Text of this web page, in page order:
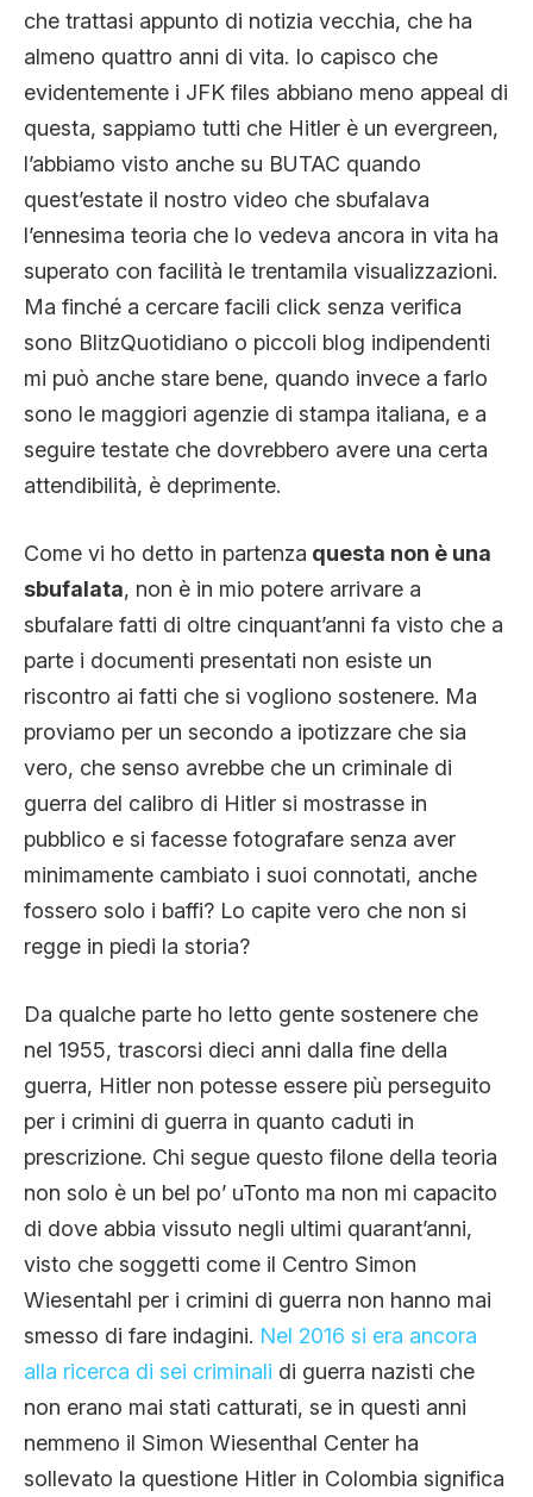
che trattasi appunto di notizia vecchia, che ha
almeno quattro anni di vita. Io capisco che
evidentemente i JFK files abbiano meno appeal di
questa, sappiamo tutti che Hitler è un evergreen,
l’abbiamo visto anche su BUTAC quando
quest’estate il nostro video che sbufalava
l’ennesima teoria che lo vedeva ancora in vita ha
superato con facilità le trentamila visualizzazioni.
Ma finché a cercare facili click senza verifica
sono BlitzQuotidiano o piccoli blog indipendenti
mi può anche stare bene, quando invece a farlo
sono le maggiori agenzie di stampa italiana, e a
seguire testate che dovrebbero avere una certa
attendibilità, è deprimente.
Come vi ho detto in partenza questa non è una
sbufalata, non è in mio potere arrivare a
sbufalare fatti di oltre cinquant’anni fa visto che a
parte i documenti presentati non esiste un
riscontro ai fatti che si vogliono sostenere. Ma
proviamo per un secondo a ipotizzare che sia
vero, che senso avrebbe che un criminale di
guerra del calibro di Hitler si mostrasse in
pubblico e si facesse fotografare senza aver
minimamente cambiato i suoi connotati, anche
fossero solo i baffi? Lo capite vero che non si
regge in piedi la storia?
Da qualche parte ho letto gente sostenere che
nel 1955, trascorsi dieci anni dalla fine della
guerra, Hitler non potesse essere più perseguito
per i crimini di guerra in quanto caduti in
prescrizione. Chi segue questo filone della teoria
non solo è un bel po’ uTonto ma non mi capacito
di dove abbia vissuto negli ultimi quarant’anni,
visto che soggetti come il Centro Simon
Wiesentahl per i crimini di guerra non hanno mai
smesso di fare indagini. Nel 2016 si era ancora
alla ricerca di sei criminali di guerra nazisti che
non erano mai stati catturati, se in questi anni
nemmeno il Simon Wiesenthal Center ha
sollevato la questione Hitler in Colombia significa